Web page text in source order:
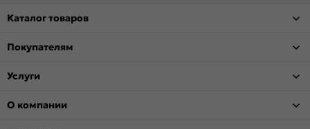
Каталог товаров
Покупателям
Услуги
О компании